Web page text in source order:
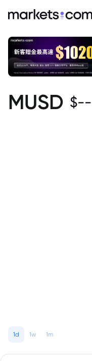
MUSD $--
1d 1w 1m